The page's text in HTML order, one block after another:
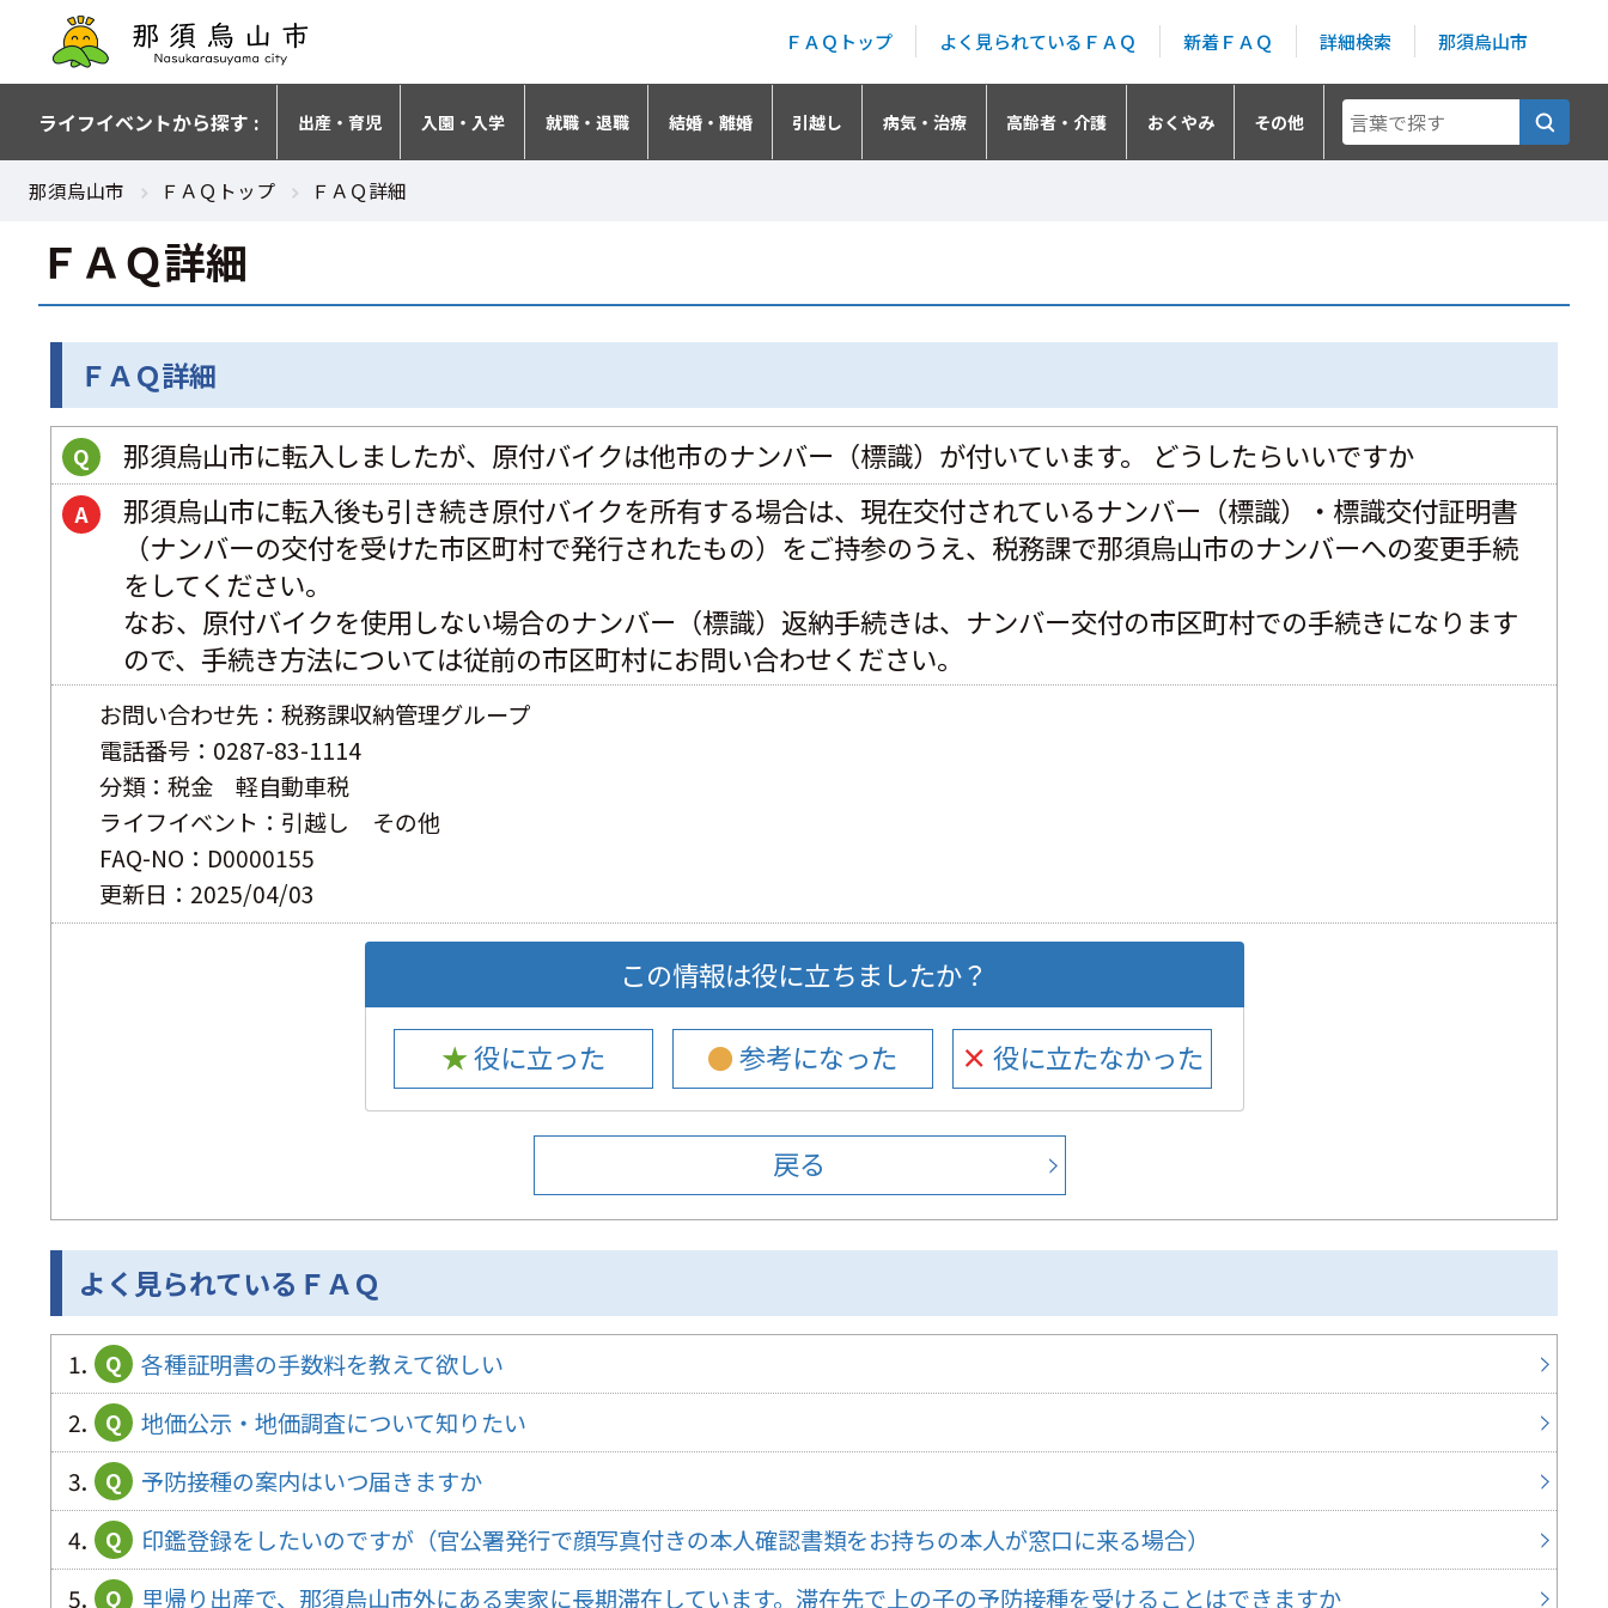
ＦＡＱトップ よく見られているＦＡＱ 新着ＦＡＱ 詳細検索 那須烏山市
ライフイベントから探す : 出産・育児 入園・入学 就職・退職 結婚・離婚 引越し 病気・治療 高齢者・介護 おくやみ その他
那須烏山市 ＦＡＱトップ ＦＡＱ詳細
ＦＡＱ詳細
ＦＡＱ詳細
Q 那須烏山市に転入しましたが、原付バイクは他市のナンバー（標識）が付いています。 どうしたらいいですか
A
那須烏山市に転入後も引き続き原付バイクを所有する場合は、現在交付されているナンバー（標識）・標識交付証明書
（ナンバーの交付を受けた市区町村で発行されたもの）をご持参のうえ、税務課で那須烏山市のナンバーへの変更手続
をしてください。
なお、原付バイクを使用しない場合のナンバー（標識）返納手続きは、ナンバー交付の市区町村での手続きになります
ので、手続き方法については従前の市区町村にお問い合わせください。
お問い合わせ先：税務課収納管理グループ
電話番号：0287-83-1114
分類：税金 軽自動車税
ライフイベント：引越し その他
FAQ-NO：D0000155
更新日：2025/04/03
この情報は役に立ちましたか？
★ 役に立った ● 参考になった × 役に立たなかった
戻る
よく見られているＦＡＱ
1. Q 各種証明書の手数料を教えて欲しい
2. Q 地価公示・地価調査について知りたい
3. Q 予防接種の案内はいつ届きますか
4. Q 印鑑登録をしたいのですが（官公署発行で顔写真付きの本人確認書類をお持ちの本人が窓口に来る場合）
5. Q 里帰り出産で、那須烏山市外にある実家に長期滞在しています。滞在先で上の子の予防接種を受けることはできますか